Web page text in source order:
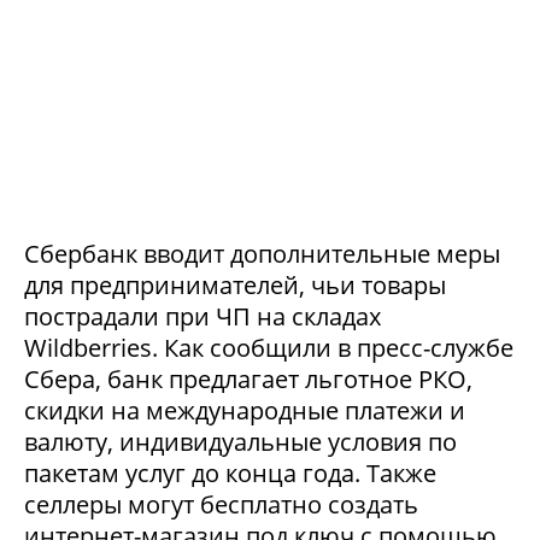
Сбербанк вводит дополнительные меры
для предпринимателей, чьи товары
пострадали при ЧП на складах
Wildberries. Как сообщили в пресс-службе
Сбера, банк предлагает льготное РКО,
скидки на международные платежи и
валюту, индивидуальные условия по
пакетам услуг до конца года. Также
селлеры могут бесплатно создать